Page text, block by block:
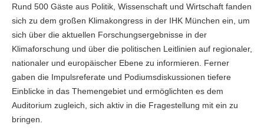
Rund 500 Gäste aus Politik, Wissenschaft und Wirtschaft fanden
sich zu dem großen Klimakongress in der IHK München ein, um
sich über die aktuellen Forschungsergebnisse in der
Klimaforschung und über die politischen Leitlinien auf regionaler,
nationaler und europäischer Ebene zu informieren. Ferner
gaben die Impulsreferate und Podiumsdiskussionen tiefere
Einblicke in das Themengebiet und ermöglichten es dem
Auditorium zugleich, sich aktiv in die Fragestellung mit ein zu
bringen.